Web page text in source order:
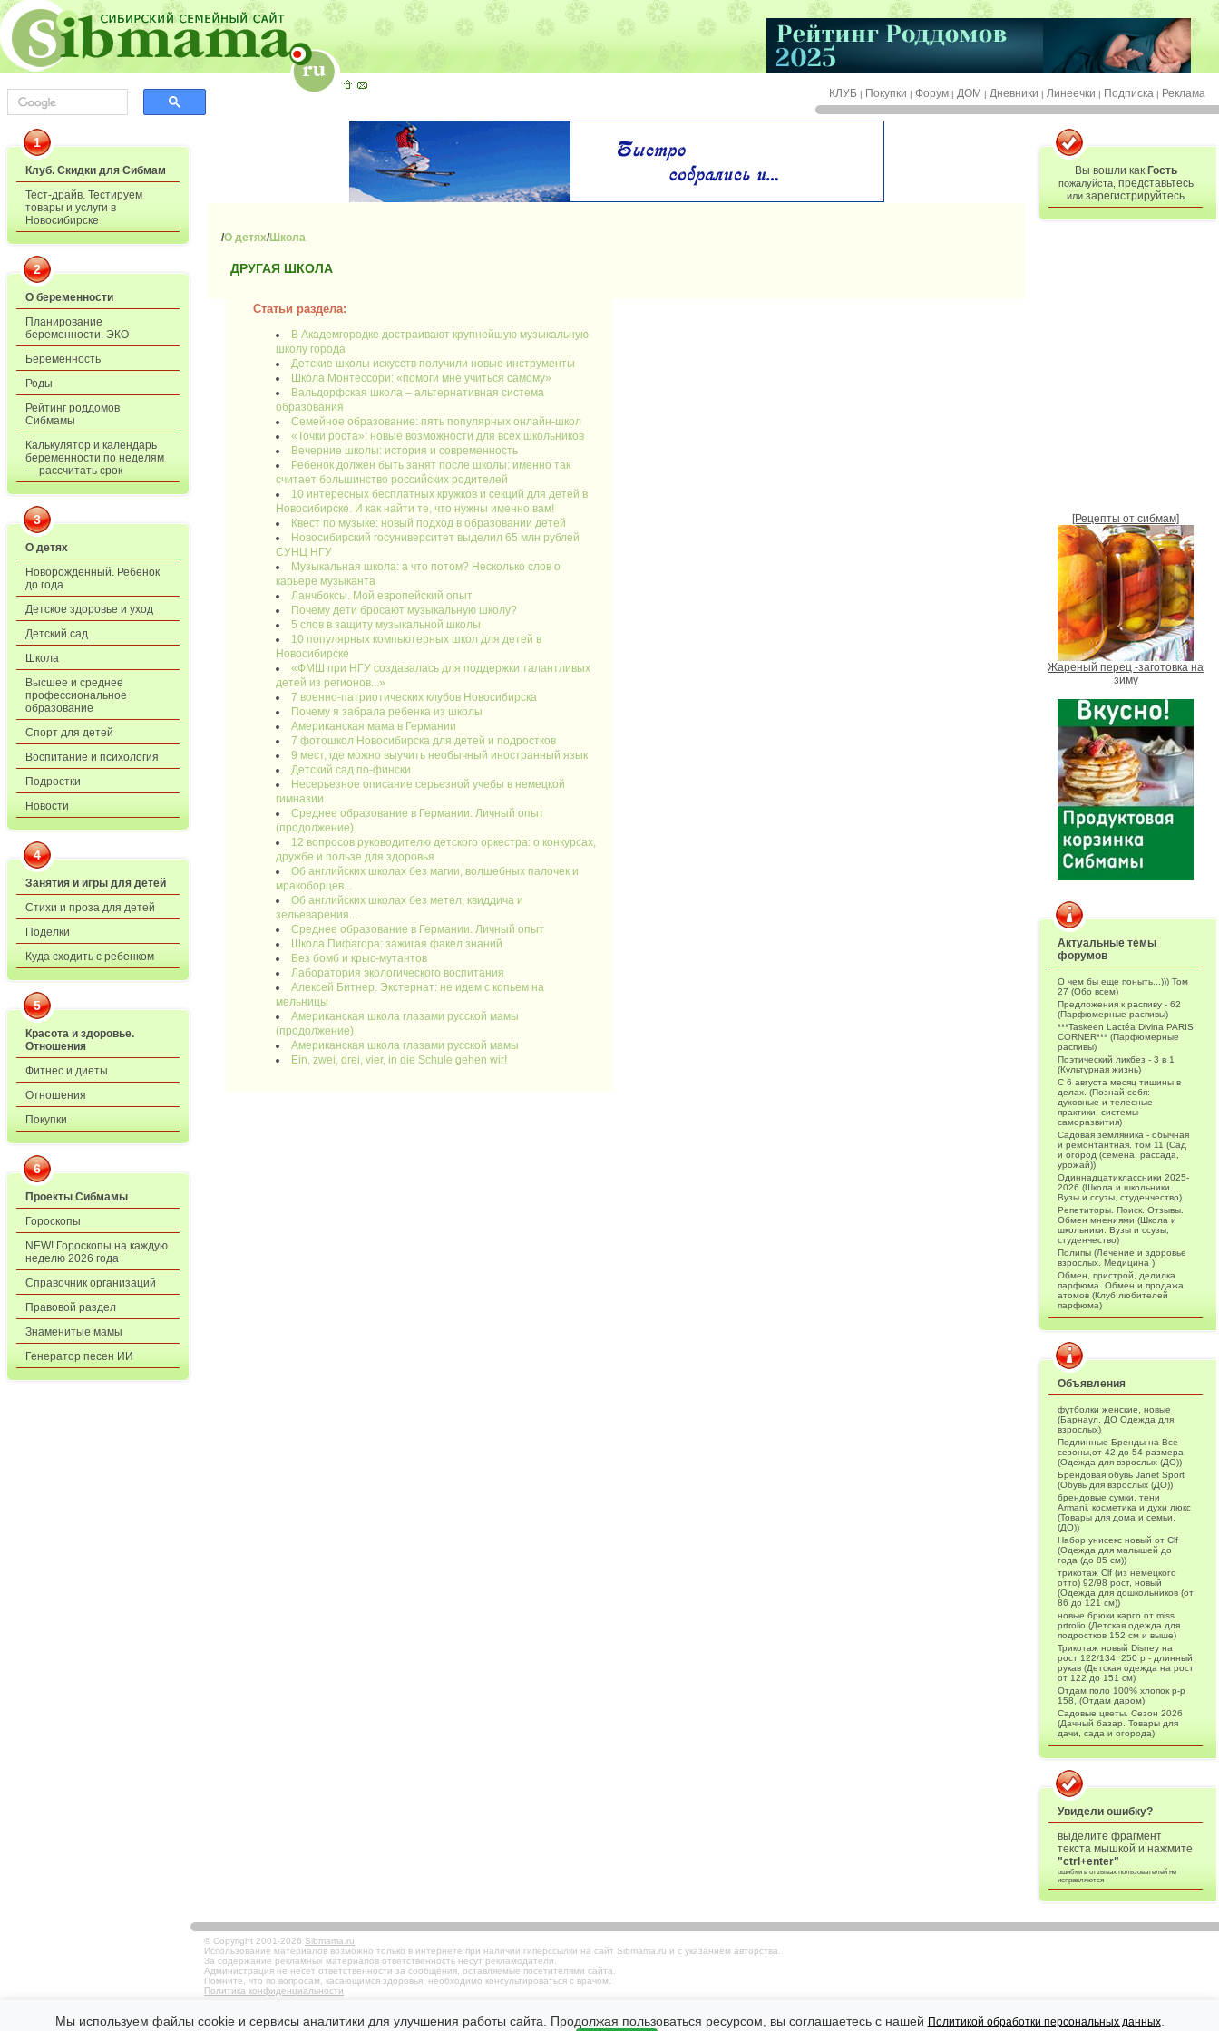
КЛУБ | Покупки | Форум | ДОМ | Дневники | Линеечки | Подписка | Реклама
1
Клуб. Скидки для Сибмам
Тест-драйв. Тестируем
товары и услуги в
Новосибирске
2
О беременности
Планирование
беременности. ЭКО
Беременность
Роды
Рейтинг роддомов
Сибмамы
Калькулятор и календарь
беременности по неделям
— рассчитать срок
3
О детях
Новорожденный. Ребенок
до года
Детское здоровье и уход
Детский сад
Школа
Высшее и среднее
профессиональное
образование
Спорт для детей
Воспитание и психология
Подростки
Новости
4
Занятия и игры для детей
Стихи и проза для детей
Поделки
Куда сходить с ребенком
5
Красота и здоровье.
Отношения
Фитнес и диеты
Отношения
Покупки
6
Проекты Сибмамы
Гороскопы
NEW! Гороскопы на каждую
неделю 2026 года
Справочник организаций
Правовой раздел
Знаменитые мамы
Генератор песен ИИ
/О детях/Школа
ДРУГАЯ ШКОЛА
Статьи раздела:
В Академгородке достраивают крупнейшую музыкальную
школу города
Детские школы искусств получили новые инструменты
Школа Монтессори: «помоги мне учиться самому»
Вальдорфская школа – альтернативная система
образования
Семейное образование: пять популярных онлайн-школ
«Точки роста»: новые возможности для всех школьников
Вечерние школы: история и современность
Ребенок должен быть занят после школы: именно так
считает большинство российских родителей
10 интересных бесплатных кружков и секций для детей в
Новосибирске. И как найти те, что нужны именно вам!
Квест по музыке: новый подход в образовании детей
Новосибирский госуниверситет выделил 65 млн рублей
СУНЦ НГУ
Музыкальная школа: а что потом? Несколько слов о
карьере музыканта
Ланчбоксы. Мой европейский опыт
Почему дети бросают музыкальную школу?
5 слов в защиту музыкальной школы
10 популярных компьютерных школ для детей в
Новосибирске
«ФМШ при НГУ создавалась для поддержки талантливых
детей из регионов...»
7 военно-патриотических клубов Новосибирска
Почему я забрала ребенка из школы
Американская мама в Германии
7 фотошкол Новосибирска для детей и подростков
9 мест, где можно выучить необычный иностранный язык
Детский сад по-фински
Несерьезное описание серьезной учебы в немецкой
гимназии
Среднее образование в Германии. Личный опыт
(продолжение)
12 вопросов руководителю детского оркестра: о конкурсах,
дружбе и пользе для здоровья
Об английских школах без магии, волшебных палочек и
мракоборцев...
Об английских школах без метел, квиддича и
зельеварения...
Среднее образование в Германии. Личный опыт
Школа Пифагора: зажигая факел знаний
Без бомб и крыс-мутантов
Лаборатория экологического воспитания
Алексей Битнер. Экстернат: не идем с копьем на
мельницы
Американская школа глазами русской мамы
(продолжение)
Американская школа глазами русской мамы
Ein, zwei, drei, vier, in die Schule gehen wir!
Вы вошли как Гость
пожалуйста, представьтесь
или зарегистрируйтесь
[Рецепты от сибмам]
Жареный перец -заготовка на
зиму
Актуальные темы
форумов
О чем бы еще поныть...))) Том
27 (Обо всем)
Предложения к распиву - 62
(Парфюмерные распивы)
***Taskeen Lactéa Divina PARIS
CORNER*** (Парфюмерные
распивы)
Поэтический ликбез - 3 в 1
(Культурная жизнь)
С 6 августа месяц тишины в
делах. (Познай себя:
духовные и телесные
практики, системы
саморазвития)
Садовая земляника - обычная
и ремонтантная. том 11 (Сад
и огород (семена, рассада,
урожай))
Одиннадцатиклассники 2025-
2026 (Школа и школьники.
Вузы и ссузы, студенчество)
Репетиторы. Поиск. Отзывы.
Обмен мнениями (Школа и
школьники. Вузы и ссузы,
студенчество)
Полипы (Лечение и здоровье
взрослых. Медицина )
Обмен, пристрой, делилка
парфюма. Обмен и продажа
атомов (Клуб любителей
парфюма)
Объявления
футболки женские, новые
(Барнаул. ДО Одежда для
взрослых)
Подлинные Бренды на Все
сезоны,от 42 до 54 размера
(Одежда для взрослых (ДО))
Брендовая обувь Janet Sport
(Обувь для взрослых (ДО))
брендовые сумки, тени
Armani, косметика и духи люкс
(Товары для дома и семьи.
(ДО))
Набор унисекс новый от Clf
(Одежда для малышей до
года (до 85 см))
трикотаж Clf (из немецкого
отто) 92/98 рост, новый
(Одежда для дошкольников (от
86 до 121 см))
новые брюки карго от miss
prtroliо (Детская одежда для
подростков 152 см и выше)
Трикотаж новый Disney на
рост 122/134, 250 р - длинный
рукав (Детская одежда на рост
от 122 до 151 см)
Отдам поло 100% хлопок р-р
158, (Отдам даром)
Садовые цветы. Сезон 2026
(Дачный базар. Товары для
дачи, сада и огорода)
Увидели ошибку?
выделите фрагмент
текста мышкой и нажмите
"ctrl+enter"
ошибки в отзывах пользователей не
исправляются
© Copyright 2001-2026 Sibmama.ru
Использование материалов возможно только в интернете при наличии гиперссылки на сайт Sibmama.ru и с указанием авторства.
За содержание рекламных материалов ответственность несут рекламодатели.
Администрация не несет ответственности за сообщения, оставляемые посетителями сайта.
Помните, что по вопросам, касающимся здоровья, необходимо консультироваться с врачом.
Политика конфиденциальности
Мы используем файлы cookie и сервисы аналитики для улучшения работы сайта. Продолжая пользоваться ресурсом, вы соглашаетесь с нашей Политикой обработки персональных данных.